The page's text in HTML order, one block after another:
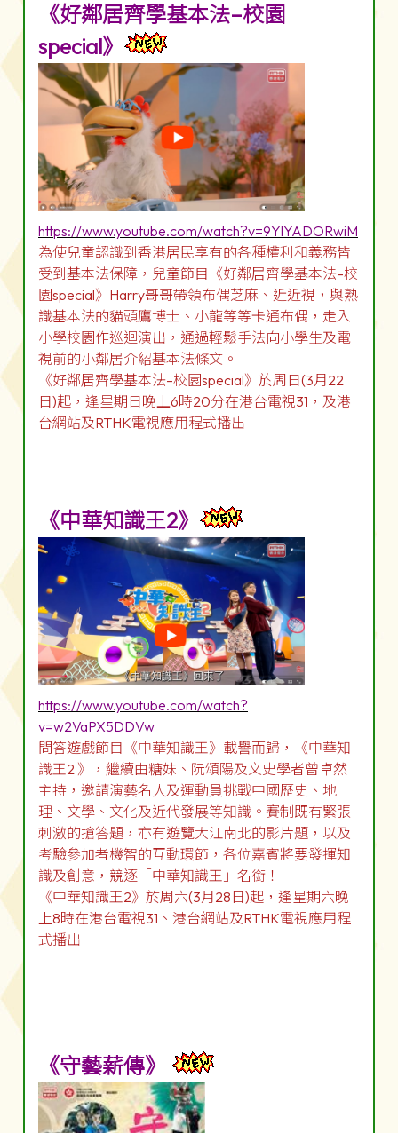
《好鄰居齊學基本法–校園
special》
https://www.youtube.com/watch?v=9YlYADORwiM
為使兒童認識到香港居民享有的各種權利和義務皆
受到基本法保障，兒童節目《好鄰居齊學基本法–校
園special》Harry哥哥帶領布偶芝麻、近近視，與熟
識基本法的貓頭鷹博士、小龍等等卡通布偶，走入
小學校園作巡迴演出，通過輕鬆手法向小學生及電
視前的小鄰居介紹基本法條文。
《好鄰居齊學基本法–校園special》於周日(3月22
日)起，逢星期日晚上6時20分在港台電視31，及港
台網站及RTHK電視應用程式播出
《中華知識王2》
https://www.youtube.com/watch?
v=w2VaPX5DDVw
問答遊戲節目《中華知識王》載譽而歸，《中華知
識王2 》，繼續由糖妹、阮頌陽及文史學者曾卓然
主持，邀請演藝名人及運動員挑戰中國歷史、地
理、文學、文化及近代發展等知識。賽制既有緊張
刺激的搶答題，亦有遊覽大江南北的影片題，以及
考驗參加者機智的互動環節，各位嘉賓將要發揮知
識及創意，競逐「中華知識王」名銜！
《中華知識王2》於周六(3月28日)起，逢星期六晚
上8時在港台電視31、港台網站及RTHK電視應用程
式播出
《守藝薪傳》